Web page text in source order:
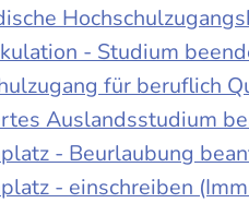
- Studium
für beruflich
Auslandsstudium
- Beurlaubung
- einschreiben